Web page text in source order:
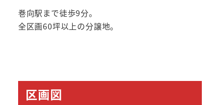
巻向駅まで徒歩9分。
全区画60坪以上の分譲地。
区画図